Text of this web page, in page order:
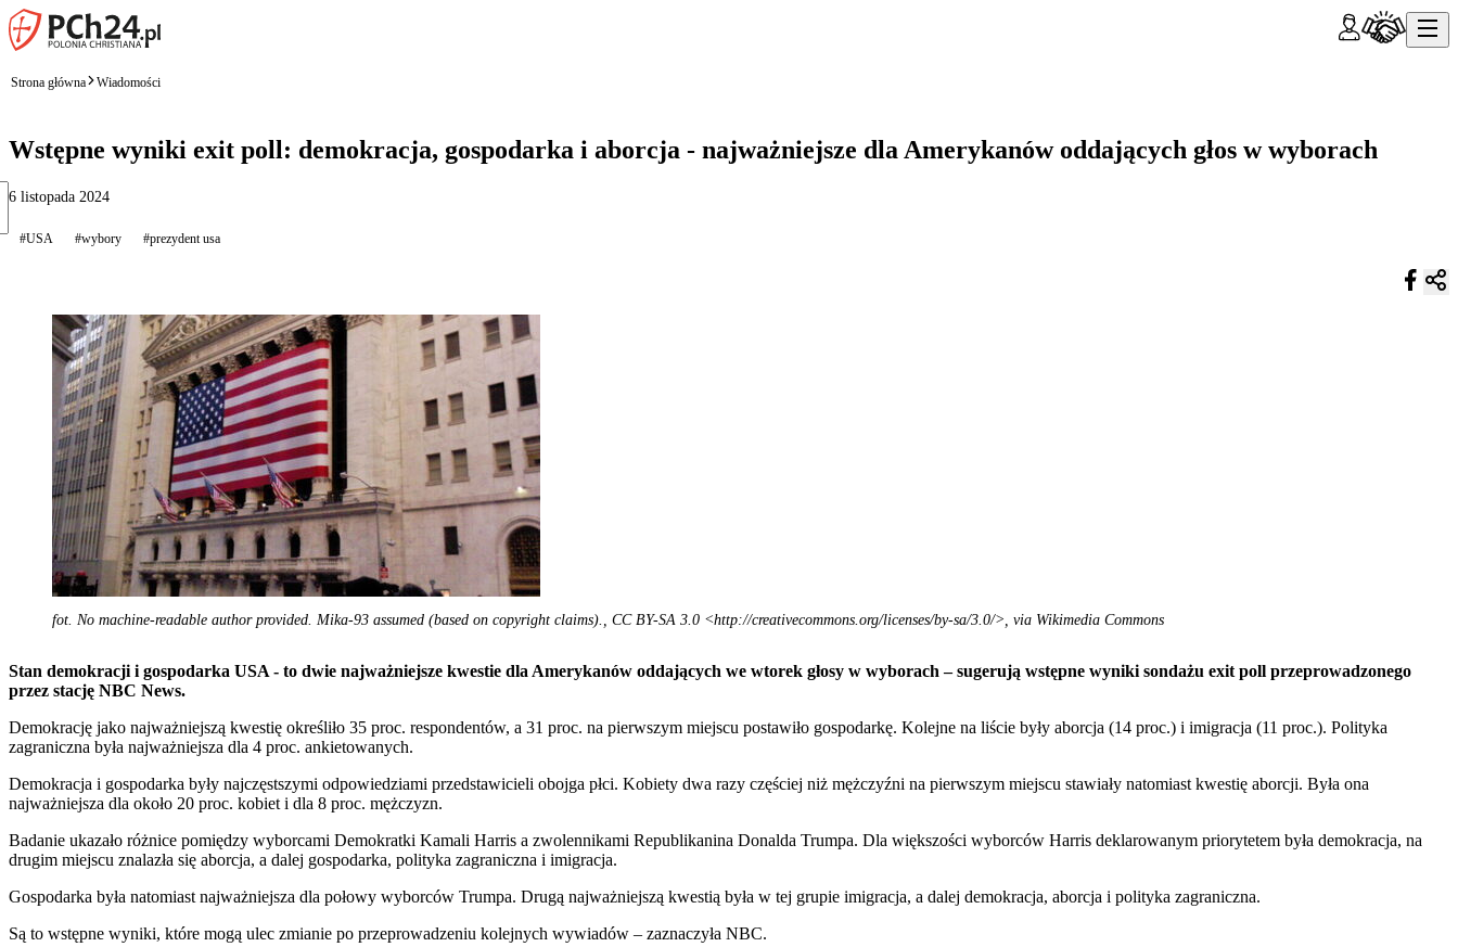
Strona główna Wiadomości
Wstępne wyniki exit poll: demokracja, gospodarka i aborcja - najważniejsze dla Amerykanów oddających głos w wyborach
6 listopada 2024
#USA #wybory #prezydent usa
fot. No machine-readable author provided. Mika-93 assumed (based on copyright claims)., CC BY-SA 3.0 <http://creativecommons.org/licenses/by-sa/3.0/>, via Wikimedia Commons
Stan demokracji i gospodarka USA - to dwie najważniejsze kwestie dla Amerykanów oddających we wtorek głosy w wyborach – sugerują wstępne wyniki sondażu exit poll przeprowadzonego
przez stację NBC News.
Demokrację jako najważniejszą kwestię określiło 35 proc. respondentów, a 31 proc. na pierwszym miejscu postawiło gospodarkę. Kolejne na liście były aborcja (14 proc.) i imigracja (11 proc.). Polityka
zagraniczna była najważniejsza dla 4 proc. ankietowanych.
Demokracja i gospodarka były najczęstszymi odpowiedziami przedstawicieli obojga płci. Kobiety dwa razy częściej niż mężczyźni na pierwszym miejscu stawiały natomiast kwestię aborcji. Była ona
najważniejsza dla około 20 proc. kobiet i dla 8 proc. mężczyzn.
Badanie ukazało różnice pomiędzy wyborcami Demokratki Kamali Harris a zwolennikami Republikanina Donalda Trumpa. Dla większości wyborców Harris deklarowanym priorytetem była demokracja, na
drugim miejscu znalazła się aborcja, a dalej gospodarka, polityka zagraniczna i imigracja.
Gospodarka była natomiast najważniejsza dla połowy wyborców Trumpa. Drugą najważniejszą kwestią była w tej grupie imigracja, a dalej demokracja, aborcja i polityka zagraniczna.
Są to wstępne wyniki, które mogą ulec zmianie po przeprowadzeniu kolejnych wywiadów – zaznaczyła NBC.